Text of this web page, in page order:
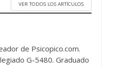
VER TODOS LOS ARTÍCULOS
de Psicopico.com.
G-5480. Graduado